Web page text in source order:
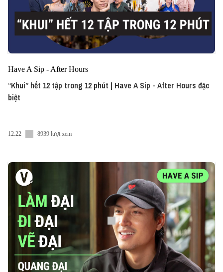
Have A Sip - After Hours
“Khui” hết 12 tập trong 12 phút | Have A Sip - After Hours đặc
biệt
12:22 8939 lượt xem